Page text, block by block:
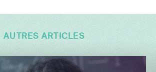
AUTRES ARTICLES